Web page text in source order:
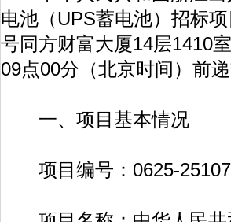
电池（UPS蓄电池）招标
号同方财富大厦14层1410
09点00分（北京时间）前递
一、项目基本情况
项目编号：0625-